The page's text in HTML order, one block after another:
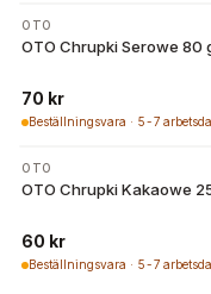
OTO
OTO Chrupki Serowe 80
70 kr
Beställningsvara · 5-7
OTO
OTO Chrupki Kakaowe
60 kr
Beställningsvara · 5-7